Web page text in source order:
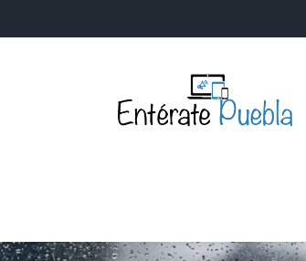
Y TECNOLOGÍA OPINIÓN SOCIEDAD